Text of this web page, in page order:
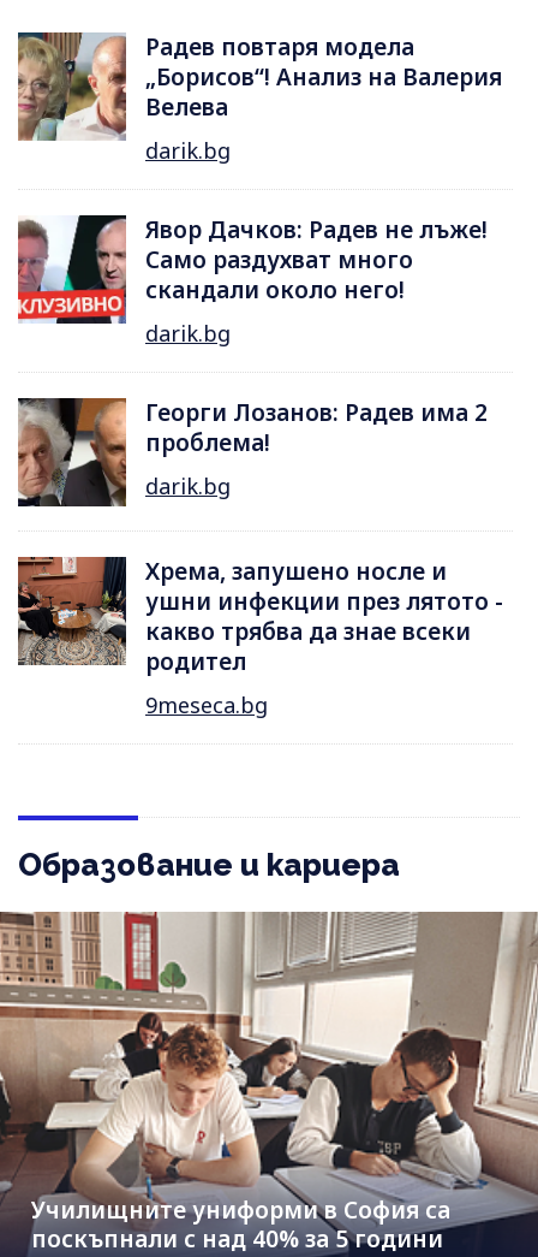
Радев повтаря модела
„Борисов“! Анализ на Валерия
Велева
darik.bg
Явор Дачков: Радев не лъже!
Само раздухват много
скандали около него!
darik.bg
Георги Лозанов: Радев има 2
проблема!
darik.bg
Хрема, запушено носле и
ушни инфекции през лятотo -
какво трябва да знае всеки
родител
9meseca.bg
Образование и кариера
Училищните униформи в София са
поскъпнали с над 40% за 5 години